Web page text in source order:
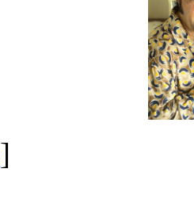
]